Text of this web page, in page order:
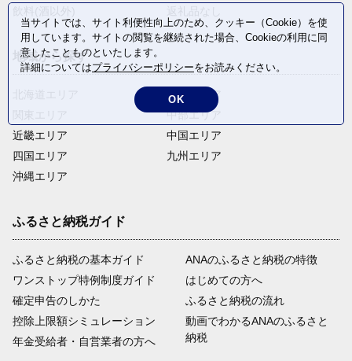
地域から探す
近畿エリア
四国エリア
沖縄エリア
東北エリア
中部エリア
中国エリア
九州エリア
ふるさと納税ガイド
ふるさと納税の基本ガイド
ワンストップ特例制度ガイド
確定申告のしかた
控除上限額シミュレーション
年金受給者・自営業者の方へ
ANAのふるさと納税の特徴
はじめての方へ
ふるさと納税の流れ
動画でわかるANAのふるさと
納税
当サイトでは、サイト利便性向上のため、クッキー（Cookie）を使
用しています。サイトの閲覧を継続された場合、Cookieの利用に同
意したことものといたします。
詳細についてはプライバシーポリシーをお読みください。
OK